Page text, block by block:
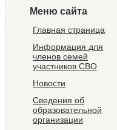
Меню сайта
Главная страница
Информация для
членов семей
участников СВО
Новости
Сведения об
образовательной
организации